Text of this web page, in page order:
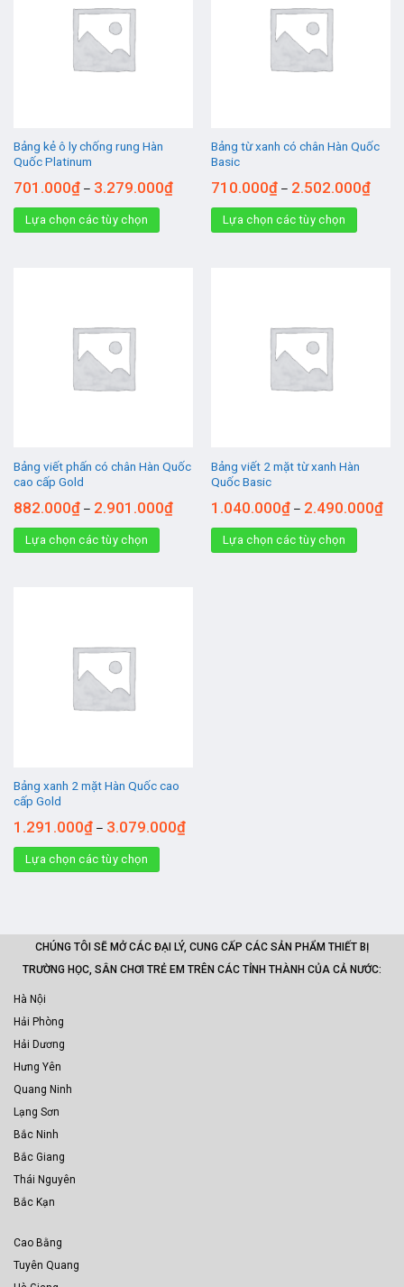
Bảng kẻ ô ly chống rung Hàn
Quốc Platinum
701.000₫– 3.279.000₫
Lựa chọn các tùy chọn
Bảng từ xanh có chân Hàn Quốc
Basic
710.000₫– 2.502.000₫
Lựa chọn các tùy chọn
Bảng viết phấn có chân Hàn Quốc
cao cấp Gold
882.000₫– 2.901.000₫
Lựa chọn các tùy chọn
Bảng viết 2 mặt từ xanh Hàn
Quốc Basic
1.040.000₫– 2.490.000₫
Lựa chọn các tùy chọn
Bảng xanh 2 mặt Hàn Quốc cao
cấp Gold
1.291.000₫– 3.079.000₫
Lựa chọn các tùy chọn
CHÚNG TÔI SẼ MỞ CÁC ĐẠI LÝ, CUNG CẤP CÁC SẢN PHẨM THIẾT BỊ
TRƯỜNG HỌC, SÂN CHƠI TRẺ EM TRÊN CÁC TỈNH THÀNH CỦA CẢ NƯỚC:
Hà Nội
Hải Phòng
Hải Dương
Hưng Yên
Quang Ninh
Lạng Sơn
Bắc Ninh
Bắc Giang
Thái Nguyên
Bắc Kạn
Cao Bằng
Tuyên Quang